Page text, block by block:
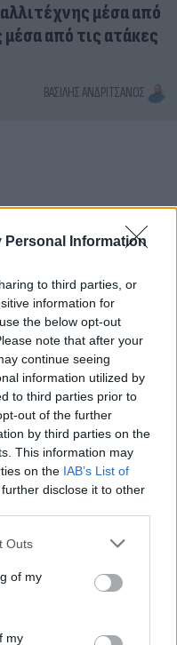
Personal Information
to third parties, or
information for
the below opt-out
note that after your
continue seeing
information utilized by
to third parties prior to
out of the further
by third parties on the
This information may
on the IAB’s List of
disclose it to other
one or more Google
You may click to
its third-party tags to
in below Google
Outs
of my
my
μέσα από
από τις ατάκες
ΒΑΣΊΛΗΣ ΑΝΔΡΙΤΣΆΝΟΣ